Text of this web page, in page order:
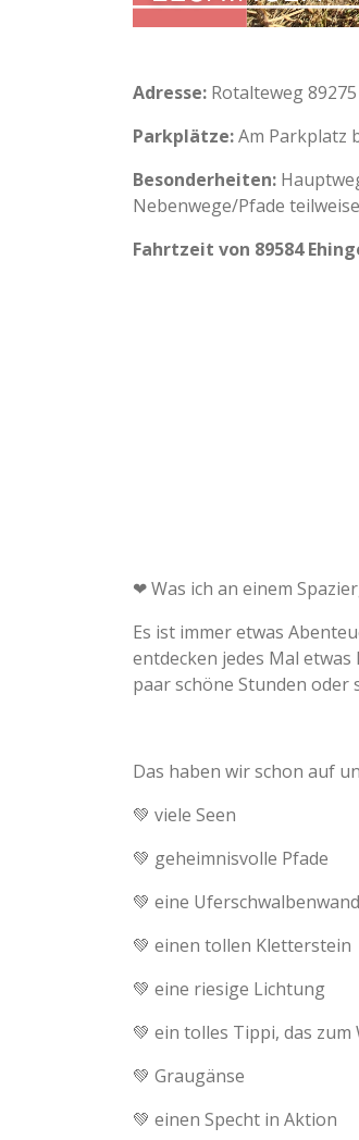
Adresse: Rotalteweg
Parkplätze:Am Parkplatz
Besonderheiten:
Nebenwege/Pfade
Fahrtzeit von 89584
❤ Was ich an einem
Es ist immer etwas
entdecken jedes Mal
paar schöne Stunden
Das haben wir schon auf
💚 viele Seen
💚 geheimnisvolle Pfade
💚 eine Uferschwalbenwand
💚 einen tollen Kletterstein
💚 eine riesige Lichtung
💚 ein tolles Tippi, das
💚 Graugänse
💚 einen Specht in Aktion